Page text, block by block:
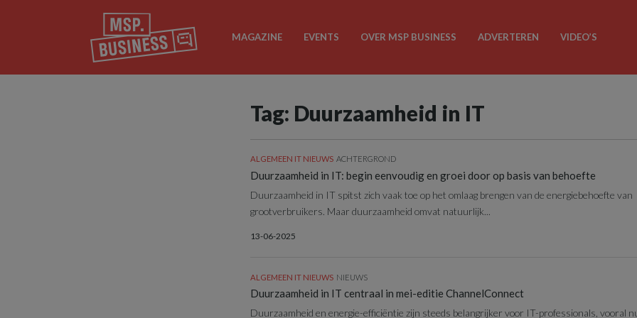
MAGAZINE EVENTS OVER MSP BUSINESS ADVERTEREN VIDEO’S
Tag: Duurzaamheid in IT
ALGEMEEN IT NIEUWS ACHTERGROND
Duurzaamheid in IT: begin eenvoudig en groei door op basis van behoefte
Duurzaamheid in IT spitst zich vaak toe op het omlaag brengen van de energiebehoefte van
grootverbruikers. Maar duurzaamheid omvat natuurlijk...
13-06-2025
ALGEMEEN IT NIEUWS NIEUWS
Duurzaamheid in IT centraal in mei-editie ChannelConnect
Duurzaamheid en energie-efficiëntie zijn steeds belangrijker voor IT-professionals, vooral